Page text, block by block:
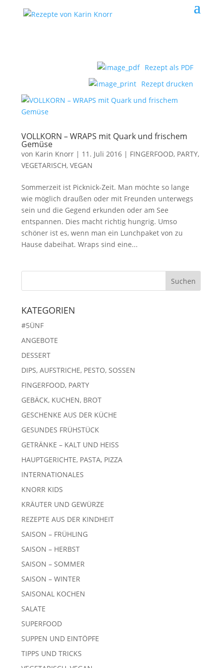
Rezept als PDF
Rezept drucken
VOLLKORN – WRAPS mit Quark und frischem
Gemüse
von Karin Knorr| 11. Juli 2016| FINGERFOOD, PARTY,
VEGETARISCH, VEGAN
Sommerzeit ist Picknick-Zeit. Man möchte so lange
wie möglich draußen oder mit Freunden unterwegs
sein und die Gegend erkunden oder am See
entspannen. Dies macht richtig hungrig. Umso
schöner ist es, wenn man ein Lunchpaket von zu
Hause dabeihat. Wraps sind eine...
KATEGORIEN
#5ÜNF
ANGEBOTE
DESSERT
DIPS, AUFSTRICHE, PESTO, SOSSEN
FINGERFOOD, PARTY
GEBÄCK, KUCHEN, BROT
GESCHENKE AUS DER KÜCHE
GESUNDES FRÜHSTÜCK
GETRÄNKE – KALT UND HEISS
HAUPTGERICHTE, PASTA, PIZZA
INTERNATIONALES
KNORR KIDS
KRÄUTER UND GEWÜRZE
REZEPTE AUS DER KINDHEIT
SAISON – FRÜHLING
SAISON – HERBST
SAISON – SOMMER
SAISON – WINTER
SAISONAL KOCHEN
SALATE
SUPERFOOD
SUPPEN UND EINTÖPFE
TIPPS UND TRICKS